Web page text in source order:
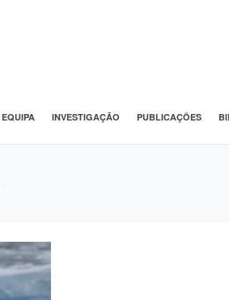
EQUIPA INVESTIGAÇÃO PUBLICAÇÕES